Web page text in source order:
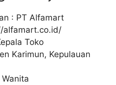
: PT Alfamart
alfamart.co.id/
Toko
Karimun, Kepulauan